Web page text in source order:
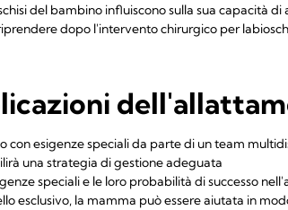
del bambino influiscono sulla sua capacità di
dopo l'intervento chirurgico per
con esigenze speciali da parte di un team
una strategia di gestione adeguata
speciali e le loro probabilità di successo
esclusivo, la mamma può essere aiutata in